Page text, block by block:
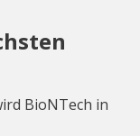
BioNTech in